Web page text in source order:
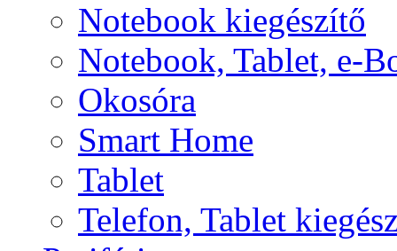
Notebook kiegészítő
Notebook, Tablet, e-
Okosóra
Smart Home
Tablet
Telefon, Tablet